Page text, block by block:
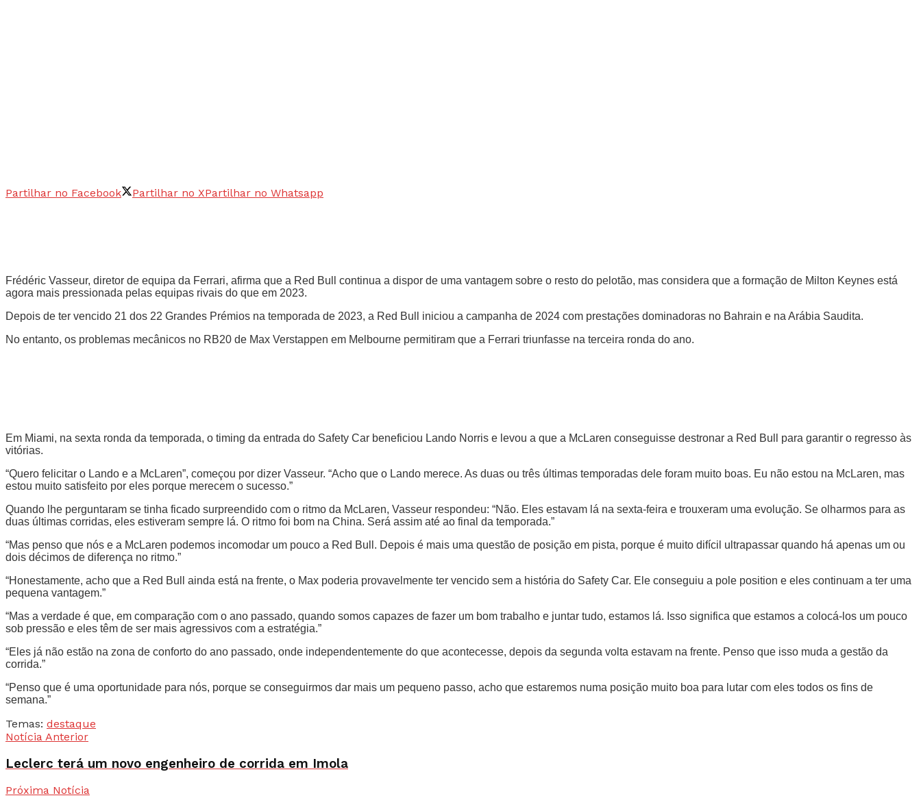
Partilhar no Facebook Partilhar no XPartilhar no Whatsapp
Frédéric Vasseur, diretor de equipa da Ferrari, afirma que a Red Bull continua a dispor de uma vantagem sobre o resto do pelotão, mas considera que a formação de Milton Keynes está
agora mais pressionada pelas equipas rivais do que em 2023.
Depois de ter vencido 21 dos 22 Grandes Prémios na temporada de 2023, a Red Bull iniciou a campanha de 2024 com prestações dominadoras no Bahrain e na Arábia Saudita.
No entanto, os problemas mecânicos no RB20 de Max Verstappen em Melbourne permitiram que a Ferrari triunfasse na terceira ronda do ano.
Em Miami, na sexta ronda da temporada, o timing da entrada do Safety Car beneficiou Lando Norris e levou a que a McLaren conseguisse destronar a Red Bull para garantir o regresso às
vitórias.
“Quero felicitar o Lando e a McLaren”, começou por dizer Vasseur. “Acho que o Lando merece. As duas ou três últimas temporadas dele foram muito boas. Eu não estou na McLaren, mas
estou muito satisfeito por eles porque merecem o sucesso.”
Quando lhe perguntaram se tinha ficado surpreendido com o ritmo da McLaren, Vasseur respondeu: “Não. Eles estavam lá na sexta-feira e trouxeram uma evolução. Se olharmos para as
duas últimas corridas, eles estiveram sempre lá. O ritmo foi bom na China. Será assim até ao final da temporada.”
“Mas penso que nós e a McLaren podemos incomodar um pouco a Red Bull. Depois é mais uma questão de posição em pista, porque é muito difícil ultrapassar quando há apenas um ou
dois décimos de diferença no ritmo.”
“Honestamente, acho que a Red Bull ainda está na frente, o Max poderia provavelmente ter vencido sem a história do Safety Car. Ele conseguiu a pole position e eles continuam a ter uma
pequena vantagem.”
“Mas a verdade é que, em comparação com o ano passado, quando somos capazes de fazer um bom trabalho e juntar tudo, estamos lá. Isso significa que estamos a colocá-los um pouco
sob pressão e eles têm de ser mais agressivos com a estratégia.”
“Eles já não estão na zona de conforto do ano passado, onde independentemente do que acontecesse, depois da segunda volta estavam na frente. Penso que isso muda a gestão da
corrida.”
“Penso que é uma oportunidade para nós, porque se conseguirmos dar mais um pequeno passo, acho que estaremos numa posição muito boa para lutar com eles todos os fins de
semana.”
Temas: destaque
Notícia Anterior
Leclerc terá um novo engenheiro de corrida em Imola
Próxima Notícia